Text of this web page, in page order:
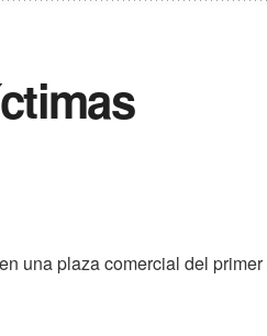
una plaza comercial del